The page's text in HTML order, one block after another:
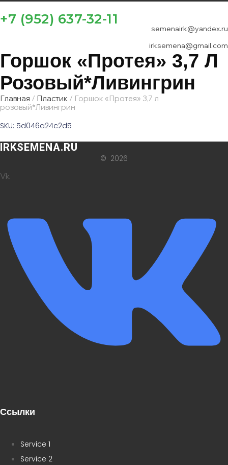
+7 (952) 637-32-11
semenairk@yandex.ru
irksemena@gmail.com
Горшок «Протея» 3,7 Л
Розовый*Ливингрин
Главная / Пластик / Горшок «Протея» 3,7 л
розовый*Ливингрин
SKU: 5d046a24c2d5
IRKSEMENA.RU
© 2026
Vk
Ссылки
Service 1
Service 2